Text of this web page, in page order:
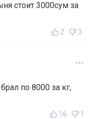
стоит 3000сум за
2 3
по 8000 за кг,
16 1